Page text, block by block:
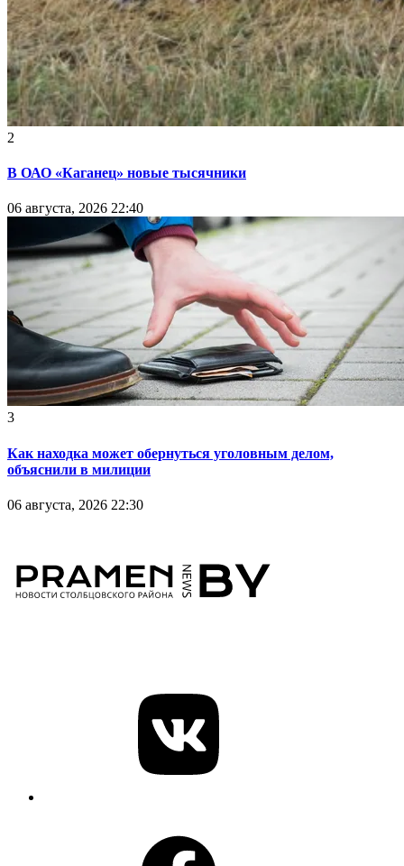
2
В ОАО «Каганец» новые тысячники
06 августа, 2026 22:40
3
Как находка может обернуться уголовным делом,
объяснили в милиции
06 августа, 2026 22:30